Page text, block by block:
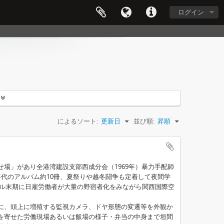
ログイン
によるソート: 更新日 並び順: 昇順
」があり全港湾建設支部西成分会（1969年）暴力手配師
のアルバム約10冊、夏祭りや越冬闘争も定着して夜間学
末期に日雇労働者が大量の野宿者化をみながら関西国際空
頭上に増殖する監視カメラ、ドヤ形態の変遷等を外観か
せた労働現場あるいは飯場の様子・弁当の中身まで垣間